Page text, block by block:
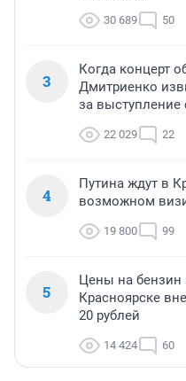
30 689 50
3
Когда концерт
Дмитриенко
за выступление
22 029 22
4
Путина ждут в
возможном
19 800 99
5
Цены на бензин
Красноярске
20 рублей
14 424 60